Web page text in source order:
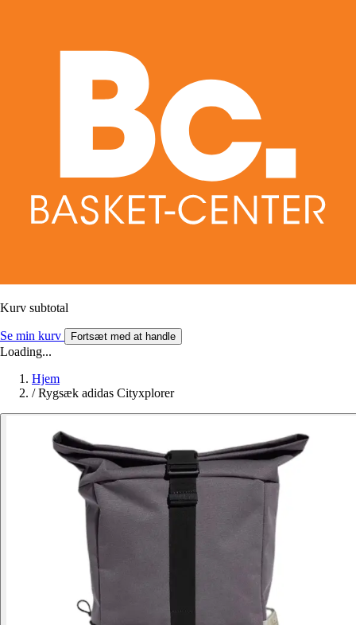
Kurv subtotal
Se min kurv Fortsæt med at handle
Loading...
Hjem
/ Rygsæk adidas Cityxplorer